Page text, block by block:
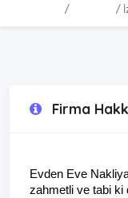
Firma
Evden Eve
zahmetli ve tabi ki